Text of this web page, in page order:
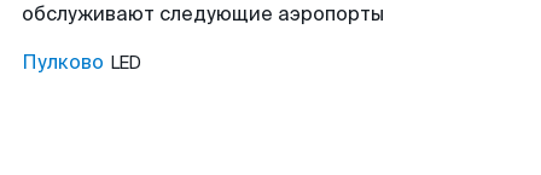
обслуживают следующие аэропорты
Пулково LED